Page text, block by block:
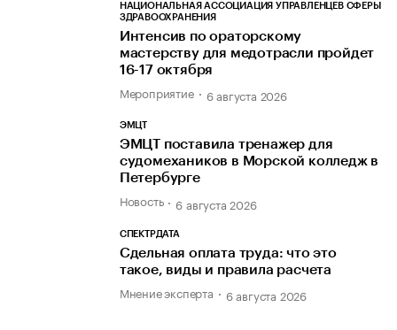
НАЦИОНАЛЬНАЯ АССОЦИАЦИЯ УПРАВЛЕНЦЕВ СФЕРЫ
ЗДРАВООХРАНЕНИЯ
Интенсив по ораторскому
мастерству для медотрасли пройдет
16-17 октября
Мероприятие 6 августа 2026
ЭМЦТ
ЭМЦТ поставила тренажер для
судомехаников в Морской колледж в
Петербурге
Новость 6 августа 2026
СПЕКТРДАТА
Сдельная оплата труда: что это
такое, виды и правила расчета
Мнение эксперта 6 августа 2026